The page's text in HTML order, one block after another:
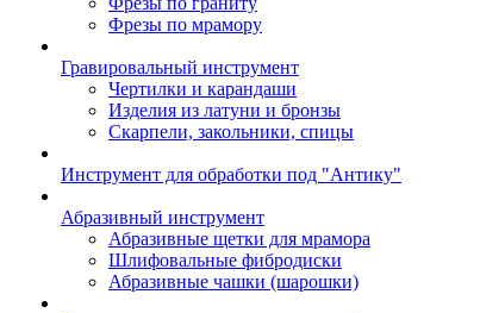
Фрезы по мрамору
Гравировальный инструмент
Чертилки и карандаши
Изделия из латуни и бронзы
Скарпели, закольники, спицы
Инструмент для обработки под "Антику"
Абразивный инструмент
Абразивные щетки для мрамора
Шлифовальные фибродиски
Абразивные чашки (шарошки)